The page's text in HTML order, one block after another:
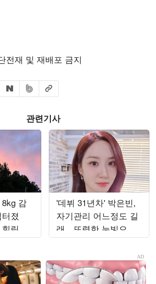
전재 및 재배포 금지
유하기
공유하기
네이버 공유하기
밴드 공유하기
URL복사
관련기사
감
졌
링 제
'데뷔 31년차' 박은빈,
자기관리 어느정도 길
래…또렷한 눈빛으로
완성한 비주얼